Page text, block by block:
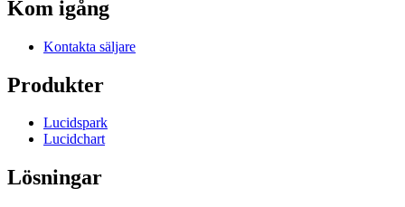
Kom igång
Kontakta säljare
Produkter
Lucidspark
Lucidchart
Lösningar